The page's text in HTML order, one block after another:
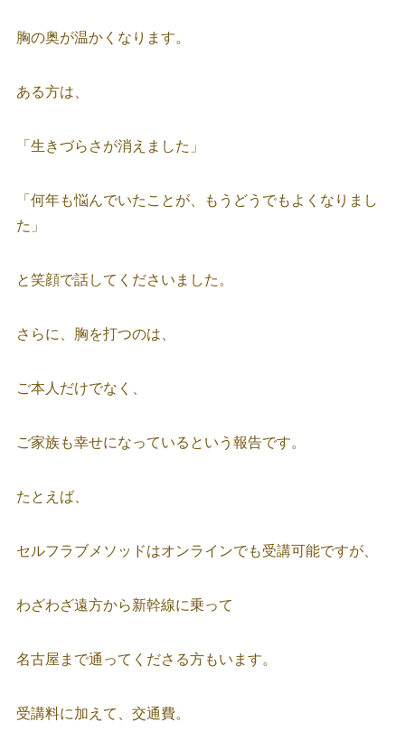
胸の奥が温かくなります。
ある方は、
「生きづらさが消えました」
「何年も悩んでいたことが、もうどうでもよくなりまし
た」
と笑顔で話してくださいました。
さらに、胸を打つのは、
ご本人だけでなく、
ご家族も幸せになっているという報告です。
たとえば、
セルフラブメソッドはオンラインでも受講可能ですが、
わざわざ遠方から新幹線に乗って
名古屋まで通ってくださる方もいます。
受講料に加えて、交通費。